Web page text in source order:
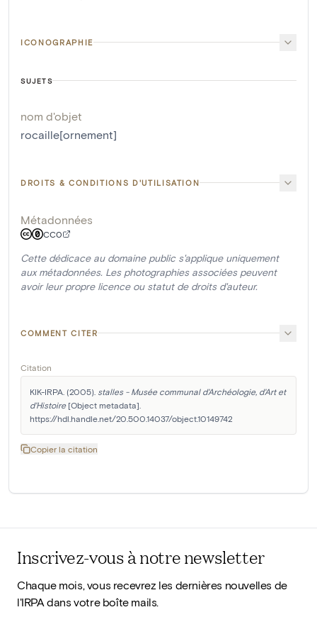
ICONOGRAPHIE
SUJETS
nom d'objet
rocaille[ornement]
DROITS & CONDITIONS D'UTILISATION
Métadonnées
CC0
Cette dédicace au domaine public s'applique uniquement
aux métadonnées. Les photographies associées peuvent
avoir leur propre licence ou statut de droits d'auteur.
COMMENT CITER
Citation
KIK-IRPA. (2005). stalles - Musée communal d'Archéologie, d'Art et
d'Histoire [Object metadata].
https://hdl.handle.net/20.500.14037/object.10149742
Copier la citation
Inscrivez-vous à notre newsletter
Chaque mois, vous recevrez les dernières nouvelles de
l'IRPA dans votre boîte mails.